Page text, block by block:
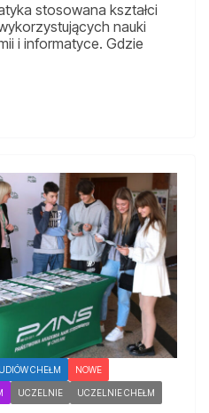
stosowana kształci
nauki
i informatyce. Gdzie
CHEŁM NOWE
UCZELNIE UCZELNIE CHEŁM